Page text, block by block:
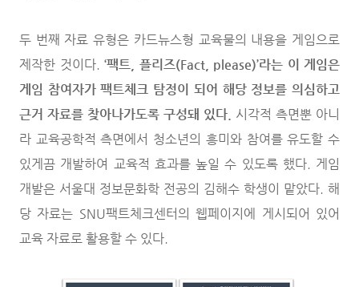
두 번째 자료 유형은 카드뉴스형 교육물의 내용을 게임으로
제작한 것이다. ‘팩트, 플리즈(Fact, please)’라는 이 게임은
게임 참여자가 팩트체크 탐정이 되어 해당 정보를 의심하고
근거 자료를 찾아나가도록 구성돼 있다. 시각적 측면뿐 아니
라 교육공학적 측면에서 청소년의 흥미와 참여를 유도할 수
있게끔 개발하여 교육적 효과를 높일 수 있도록 했다. 게임
개발은 서울대 정보문화학 전공의 김해수 학생이 맡았다. 해
당 자료는 SNU팩트체크센터의 웹페이지에 게시되어 있어
교육 자료로 활용할 수 있다.